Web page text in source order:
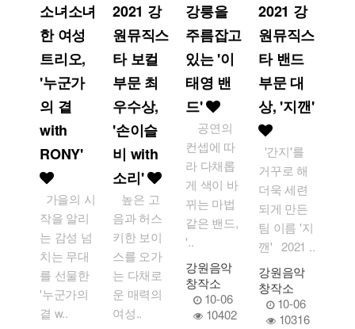
소녀소녀
한 여성
트리오,
'누군가
의 곁
with
RONY'
가을의 시
작을 알리
는 감성 넘
치는 무대
를 선물한
'누군가의
곁 w..
2021 강
원뮤직스
타 보컬
부문 최
우수상,
'손이슬
비 with
소리'
높은 고
음과 허스
키한 보이
스를 오가
는 다채로
운 매력의
여성..
강릉을
주름잡고
있는 '이
태영 밴
드'
공연의
컨셉에 따
라 다채롭
게 색이 바
뀌는 마법
같은 밴드,
'..
강원음악
창작소
10-06
10402
2021 강
원뮤직스
타 밴드
부문 대
상, '지깬'
'간지'를
거꾸로 해
더욱 세련
되게 만든
팀 이름 '지
깬' 2021 ..
강원음악
창작소
10-06
10316